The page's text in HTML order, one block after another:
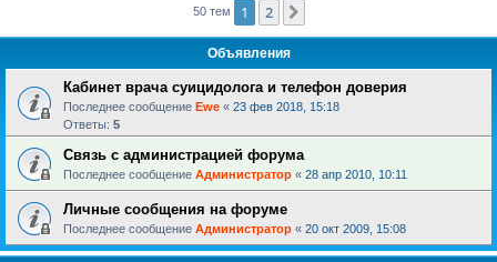
50 тем 1 2
Объявления
Кабинет врача суицидолога и телефон доверия
Последнее сообщение Ewe « 23 фев 2018, 15:18
Ответы: 5
Связь с администрацией форума
Последнее сообщение Администратор « 28 апр 2010, 10:11
Личные сообщения на форуме
Последнее сообщение Администратор « 20 окт 2009, 15:08